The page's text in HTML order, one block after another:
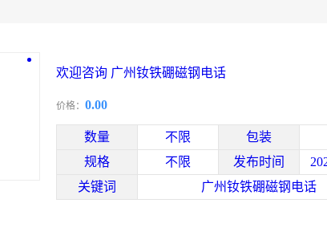
欢迎咨询 广州钕铁硼磁钢电话
价格： 0.00
数量 不限 包装
规格
不限 发布时间
关键词
广州钕铁硼磁钢电话